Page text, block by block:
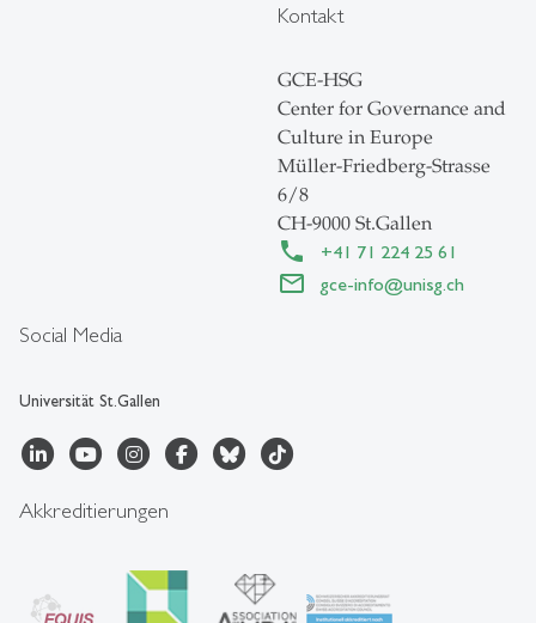
Social Media
Universität St.Gallen
Kontakt
GCE-HSG
Center for Governance and
Culture in Europe
Müller-Friedberg-Strasse
6/8
CH-9000 St.Gallen
+41 71 224 25 61
gce-info@unisg.ch
Akkreditierungen